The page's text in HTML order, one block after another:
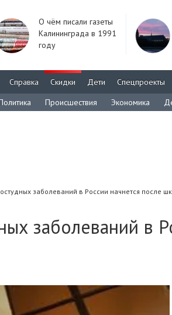
О чём писали газеты
Калининграда в 1991
году
Справка Скидки Дети Спецпроекты
Происшествия Экономика
заболеваний в России начнется после
заболеваний в